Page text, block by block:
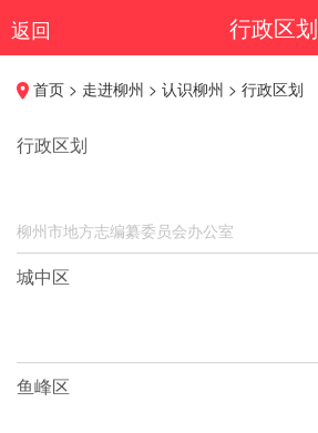
返回 行政区划
首页 > 走进柳州 > 认识柳州 > 行政区划
行政区划
柳州市地方志编纂委员会办公室
城中区
鱼峰区